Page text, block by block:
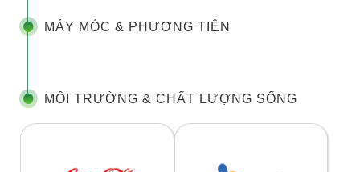
MÁY MÓC & PHƯƠNG TIỆN
MÔI TRƯỜNG & CHẤT LƯỢNG SỐNG